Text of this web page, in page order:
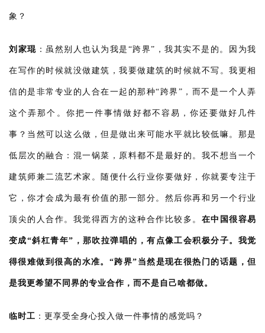
建
筑
计
室
象？
刘家琨 ： 虽然别人也认为我是“跨界”，我其实不是的。因为我
在写作的时候就没做建筑，我要做建筑的时候就不写。我更相
信的是非常专业的人合在一起的那种“跨界”，而不是一个人弄
这个弄那个。你把一件事情做好都不容易，你还要做好几件
事？当然可以这么做，但是做出来可能水平就比较低嘛。那是
低层次的融合：混一锅菜，原料都不是最好的。我不想当一个
建筑师兼二流艺术家。随便什么行业你要做好，你就要专注于
它，你才会成为最有价值的那一部分。然后你再和另一个行业
顶尖的人合作。我觉得西方的这种合作比较多。 在中国很容易
变成“斜杠青年”，那吹拉弹唱的，有点像工会积极分子。我觉
得很难做到很高的水准。“跨界”当然是现在很热门的话题，但
是我更希望不同界的专业合作，而不是自己啥都做。
临时工 ： 更享受全身心投入做一件事情的感觉吗？